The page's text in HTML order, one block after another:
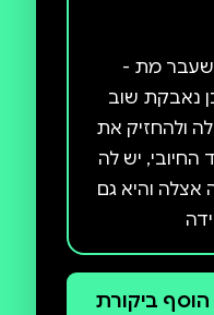
מת -
נאבקת שוב
ולהחזיק את
יש לה
והיא גם
היא של דג
נעים,
הוסף ביקורת